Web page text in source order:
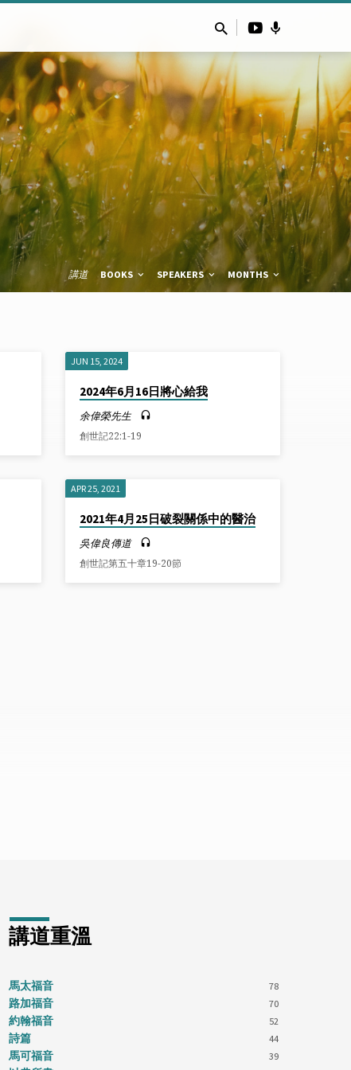
講道 BOOKS SPEAKERS MONTHS
JUN 15, 2024
2024年6月16日將心給我
余偉榮先生
創世記22:1-19
APR 25, 2021
2021年4月25日破裂關係中的醫治
吳偉良傳道
創世記第五十章19-20節
講道重溫
馬太福音 78
路加福音 70
約翰福音 52
詩篇 44
馬可福音 39